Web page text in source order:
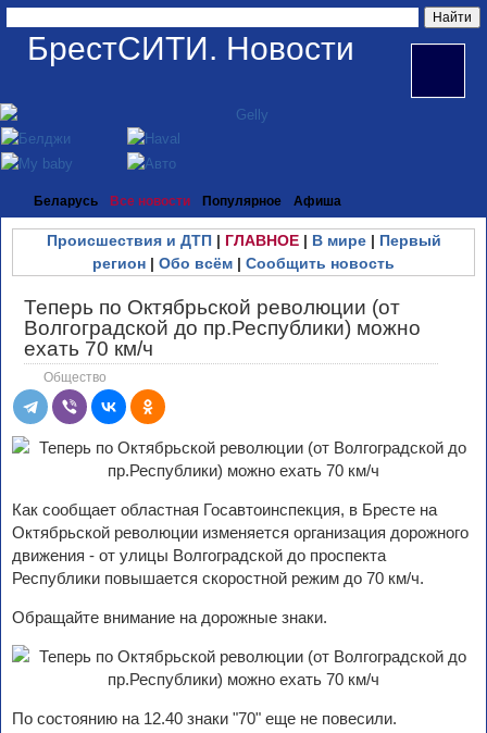
БрестСИТИ. Новости
Беларусь Все новости Популярное Афиша
Происшествия и ДТП| ГЛАВНОЕ| В мире| Первый
регион | Обо всём | Сообщить новость
Теперь по Октябрьской революции (от
Волгоградской до пр.Республики) можно
ехать 70 км/ч
Общество
Как сообщает областная Госавтоинспекция, в Бресте на
Октябрьской революции изменяется организация дорожного
движения - от улицы Волгоградской до проспекта
Республики повышается скоростной режим до 70 км/ч.
Обращайте внимание на дорожные знаки.
По состоянию на 12.40 знаки "70" еще не повесили.